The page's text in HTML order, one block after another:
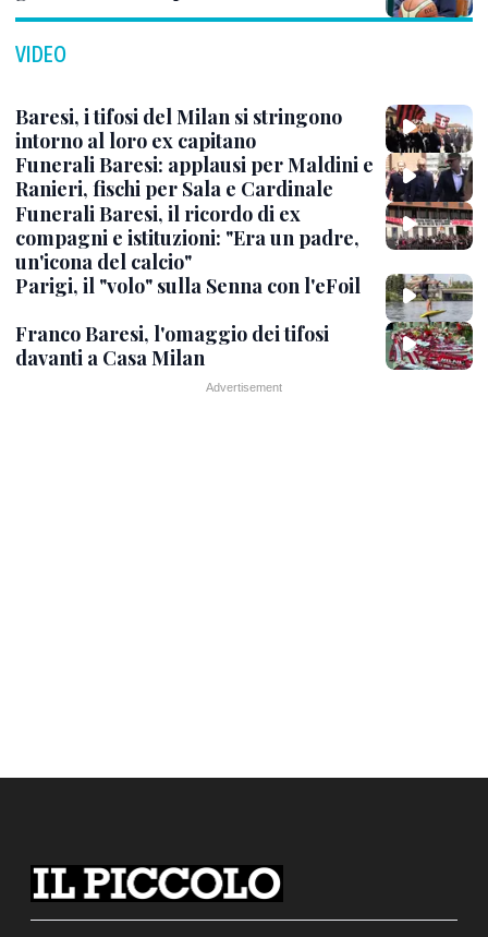
VIDEO
Baresi, i tifosi del Milan si stringono
intorno al loro ex capitano
Funerali Baresi: applausi per Maldini e
Ranieri, fischi per Sala e Cardinale
Funerali Baresi, il ricordo di ex
compagni e istituzioni: "Era un padre,
un'icona del calcio"
Parigi, il "volo" sulla Senna con l'eFoil
Franco Baresi, l'omaggio dei tifosi
davanti a Casa Milan